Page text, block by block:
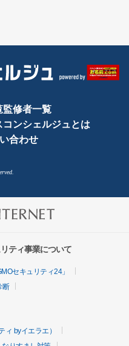
監修者一覧
コンシェルジュとは
合わせ
ティ事業について
セキュリティ24」
断
byイエラエ）